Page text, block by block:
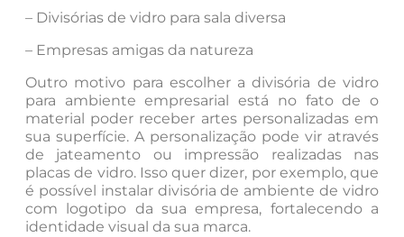
– Divisórias de vidro para sala diversa
– Empresas amigas da natureza
Outro motivo para escolher a divisória de vidro
para ambiente empresarial está no fato de o
material poder receber artes personalizadas em
sua superfície. A personalização pode vir através
de jateamento ou impressão realizadas nas
placas de vidro. Isso quer dizer, por exemplo, que
é possível instalar divisória de ambiente de vidro
com logotipo da sua empresa, fortalecendo a
identidade visual da sua marca.